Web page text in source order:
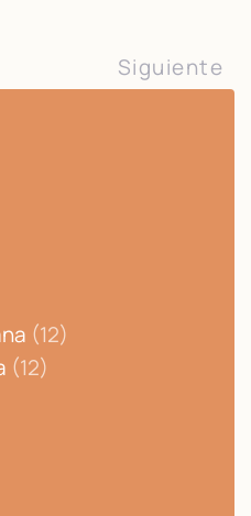
Siguiente
(12)
(12)